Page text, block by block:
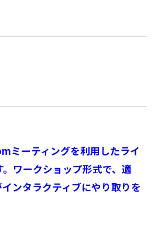
ミーティングを利用したライ
ワークショップ形式で、適
ンタラクティブにやり取りを